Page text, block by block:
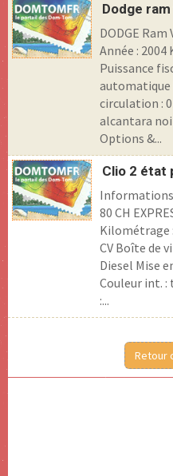
Dodge
DODGE Ram
Année :
Puissance
automatique
circulation :
alcantara
Options &...
Clio 2 état
Informations
80 CH
Kilométrage
CV Boîte de
Diesel Mise
Couleur int. :
:...
Retour